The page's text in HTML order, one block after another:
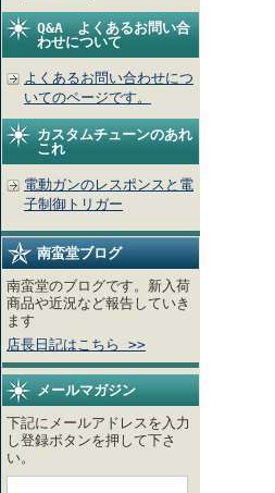
Q&A よくあるお問い合
わせについて
よくあるお問い合わせにつ
いてのページです。
カスタムチューンのあれ
これ
電動ガンのレスポンスと電
子制御トリガー
南蛮堂ブログ
南蛮堂のブログです。新入荷
商品や近況など報告していき
ます
店長日記はこちら >>
メールマガジン
下記にメールアドレスを入力
し登録ボタンを押して下さ
い。